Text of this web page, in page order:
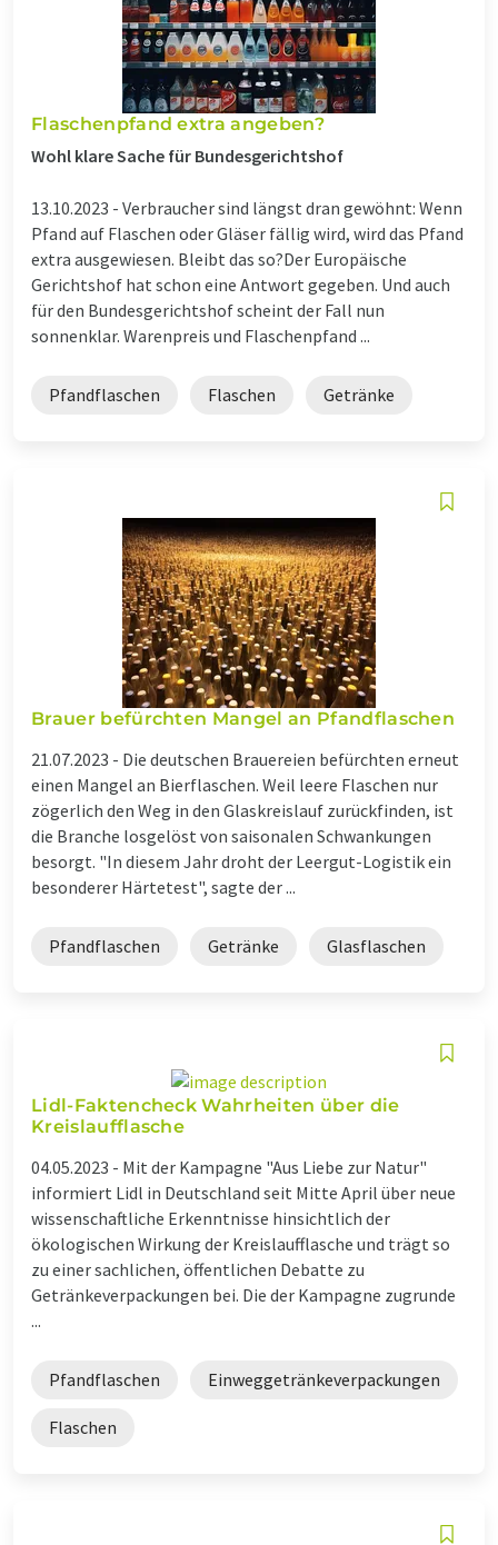
Flaschenpfand extra angeben?
Wohl klare Sache für Bundesgerichtshof
13.10.2023 - Verbraucher sind längst dran gewöhnt: Wenn
Pfand auf Flaschen oder Gläser fällig wird, wird das Pfand
extra ausgewiesen. Bleibt das so?Der Europäische
Gerichtshof hat schon eine Antwort gegeben. Und auch
für den Bundesgerichtshof scheint der Fall nun
sonnenklar. Warenpreis und Flaschenpfand ...
Pfandflaschen Flaschen Getränke
Brauer befürchten Mangel an Pfandflaschen
21.07.2023 - Die deutschen Brauereien befürchten erneut
einen Mangel an Bierflaschen. Weil leere Flaschen nur
zögerlich den Weg in den Glaskreislauf zurückfinden, ist
die Branche losgelöst von saisonalen Schwankungen
besorgt. "In diesem Jahr droht der Leergut-Logistik ein
besonderer Härtetest", sagte der ...
Pfandflaschen Getränke Glasflaschen
Lidl-Faktencheck Wahrheiten über die
Kreislaufflasche
04.05.2023 - Mit der Kampagne "Aus Liebe zur Natur"
informiert Lidl in Deutschland seit Mitte April über neue
wissenschaftliche Erkenntnisse hinsichtlich der
ökologischen Wirkung der Kreislaufflasche und trägt so
zu einer sachlichen, öffentlichen Debatte zu
Getränkeverpackungen bei. Die der Kampagne zugrunde
...
Pfandflaschen Einweggetränkeverpackungen
Flaschen